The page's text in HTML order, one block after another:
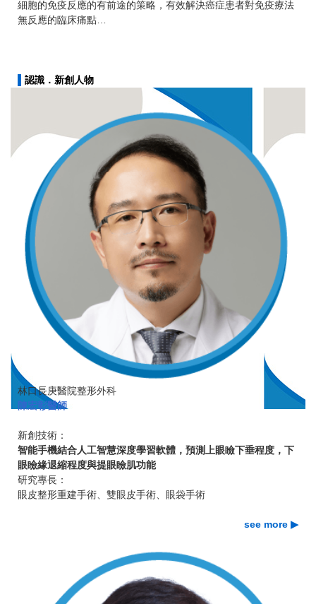
細胞的免疫反應的有前途的策略，有效解決癌症患者對免疫療法
無反應的臨床痛點…
認識．新創人物
林口長庚醫院整形外科
陳宏彰醫師
新創技術：
智能手機結合人工智慧深度學習軟體，預測上眼瞼下垂程度，下
眼瞼緣退縮程度與提眼瞼肌功能
研究專長：
眼皮整形重建手術、雙眼皮手術、眼袋手術
see more ▶